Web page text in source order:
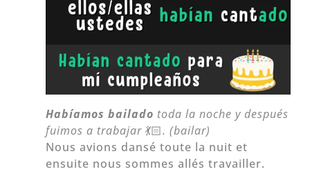
Habíamos bailado toda la noche y después
fuimos a trabajar💃🏻. (bailar)
Nous avions dansé toute la nuit et
ensuite nous sommes allés travailler.